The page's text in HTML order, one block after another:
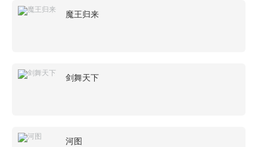
魔王归来
剑舞天下
河图